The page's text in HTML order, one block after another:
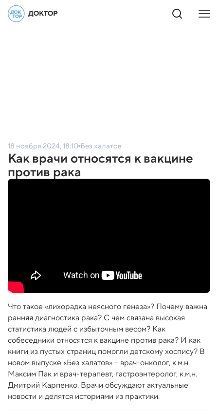
18 ноября 2024, 18:10 Без халатов
Как врачи относятся к вакцине
против рака
Что такое «лихорадка неясного генеза»? Почему важна
ранняя диагностика рака? С чем связана высокая
статистика людей с избыточным весом? Как
собеседники относятся к вакцине против рака? И как
книги из пустых страниц помогли детскому хоспису? В
новом выпуске «Без халатов» – врач-онколог, к.м.н.
Максим Пак и врач-терапевт, гастроэнтеролог, к.м.н.
Дмитрий Карпенко. Врачи обсуждают актуальные
новости и делятся историями из практики.